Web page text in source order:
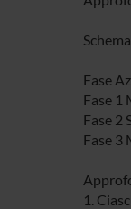
Schema
Fase
Fase 1
Fase 2
Fase 3
1.